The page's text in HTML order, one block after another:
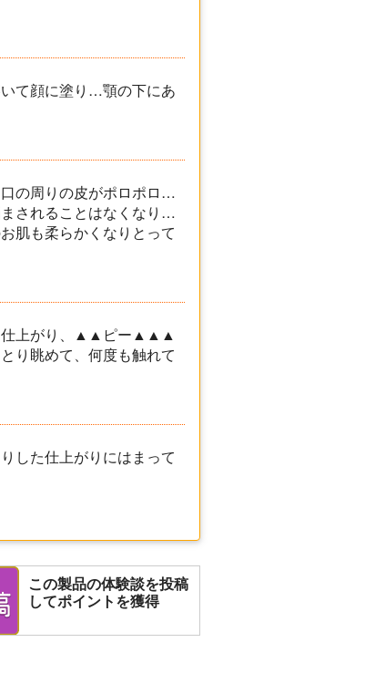
て顔に塗り…顎の下にあ
周りの皮がポロポロ…
されることはなくなり…
肌も柔らかくなりとって
仕上がり、▲▲ピー▲▲▲
り眺めて、何度も触れて
した仕上がりにはまって
この製品の体験談を投稿
してポイントを獲得